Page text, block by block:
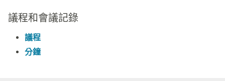
議程和會議記錄​​
議程​​
分鐘​​